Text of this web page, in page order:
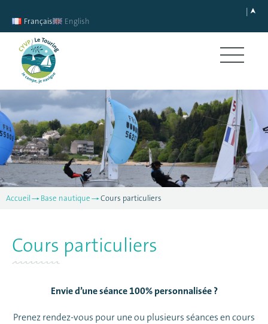
Français English
Accueil Base nautique Cours particuliers
Cours particuliers
Envie d’une séance 100% personnalisée ?
Prenez rendez-vous pour une ou plusieurs séances en cours